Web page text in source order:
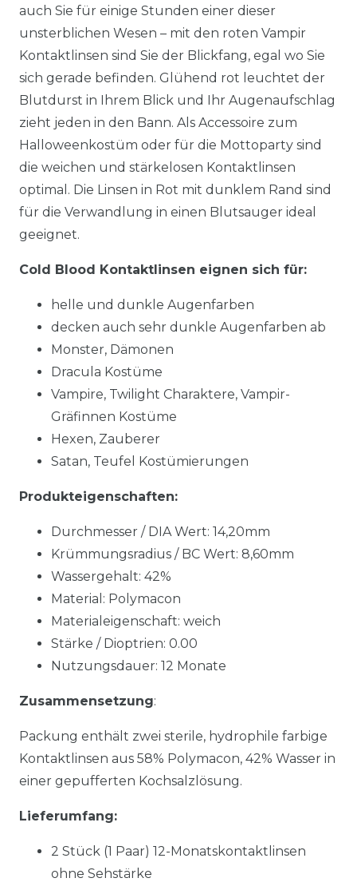
auch Sie für einige Stunden einer dieser
unsterblichen Wesen – mit den roten Vampir
Kontaktlinsen sind Sie der Blickfang, egal wo Sie
sich gerade befinden. Glühend rot leuchtet der
Blutdurst in Ihrem Blick und Ihr Augenaufschlag
zieht jeden in den Bann. Als Accessoire zum
Halloweenkostüm oder für die Mottoparty sind
die weichen und stärkelosen Kontaktlinsen
optimal. Die Linsen in Rot mit dunklem Rand sind
für die Verwandlung in einen Blutsauger ideal
geeignet.
Cold Blood Kontaktlinsen eignen sich für:
helle und dunkle Augenfarben
decken auch sehr dunkle Augenfarben ab
Monster, Dämonen
Dracula Kostüme
Vampire, Twilight Charaktere, Vampir-
Gräfinnen Kostüme
Hexen, Zauberer
Satan, Teufel Kostümierungen
Produkteigenschaften:
Durchmesser / DIA Wert: 14,20mm
Krümmungsradius / BC Wert: 8,60mm
Wassergehalt: 42%
Material: Polymacon
Materialeigenschaft: weich
Stärke / Dioptrien: 0.00
Nutzungsdauer: 12 Monate
Zusammensetzung:
Packung enthält zwei sterile, hydrophile farbige
Kontaktlinsen aus 58% Polymacon, 42% Wasser in
einer gepufferten Kochsalzlösung.
Lieferumfang:
2 Stück (1 Paar) 12-Monatskontaktlinsen
ohne Sehstärke